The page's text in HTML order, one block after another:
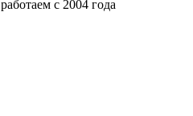
работаем с 2004 года